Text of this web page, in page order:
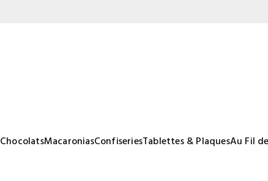
ChocolatsMacaroniasConfiseriesTablettes & PlaquesAu Fil